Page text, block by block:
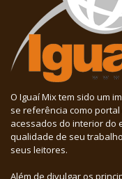
O Iguaí Mix tem sido um
se referência como
acessados do interior do
qualidade de seu
seus leitores.
Além de divulgar os